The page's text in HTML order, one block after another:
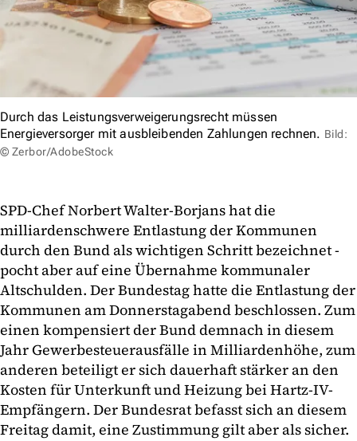
Durch das Leistungsverweigerungsrecht müssen
Energieversorger mit ausbleibenden Zahlungen rechnen. Bild:
© Zerbor/AdobeStock
SPD-Chef Norbert Walter-Borjans hat die
milliardenschwere Entlastung der Kommunen
durch den Bund als wichtigen Schritt bezeichnet -
pocht aber auf eine Übernahme kommunaler
Altschulden. Der Bundestag hatte die Entlastung der
Kommunen am Donnerstagabend beschlossen. Zum
einen kompensiert der Bund demnach in diesem
Jahr Gewerbesteuerausfälle in Milliardenhöhe, zum
anderen beteiligt er sich dauerhaft stärker an den
Kosten für Unterkunft und Heizung bei Hartz-IV-
Empfängern. Der Bundesrat befasst sich an diesem
Freitag damit, eine Zustimmung gilt aber als sicher.